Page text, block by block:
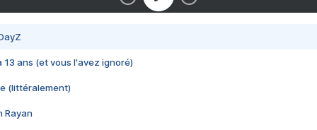
13 ans (et vous l'avez ignoré)
(littéralement)
Rayan